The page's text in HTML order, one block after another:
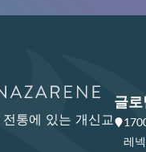
통에 있는 개신교
글로
레